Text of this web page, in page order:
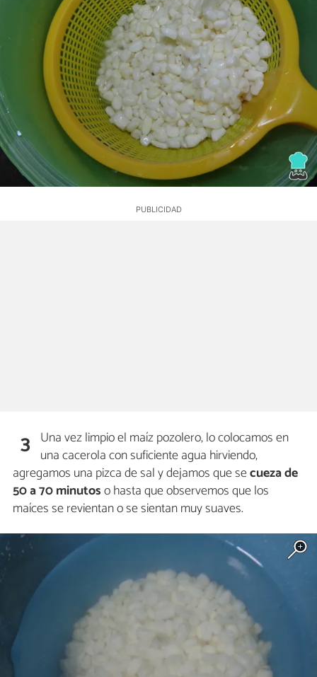
3 Una vez limpio el maíz pozolero, lo colocamos en
una cacerola con suficiente agua hirviendo,
agregamos una pizca de sal y dejamos que secueza de
50 a 70 minutoso hasta que observemos que los
maíces se revientan o se sientan muy suaves.